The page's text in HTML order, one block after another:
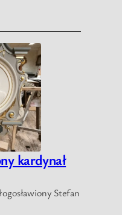
kardynał
Stefan